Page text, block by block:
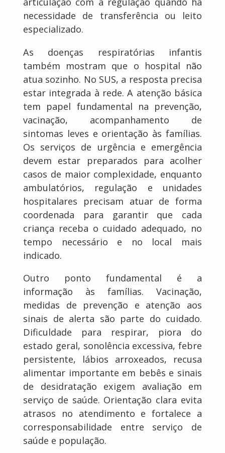
necessidade de transferência ou leito
especializado.
As doenças respiratórias infantis
também mostram que o hospital não
atua sozinho. No SUS, a resposta precisa
estar integrada à rede. A atenção básica
tem papel fundamental na prevenção,
vacinação, acompanhamento de
sintomas leves e orientação às famílias.
Os serviços de urgência e emergência
devem estar preparados para acolher
casos de maior complexidade, enquanto
ambulatórios, regulação e unidades
hospitalares precisam atuar de forma
coordenada para garantir que cada
criança receba o cuidado adequado, no
tempo necessário e no local mais
indicado.
Outro ponto fundamental é a
informação às famílias. Vacinação,
medidas de prevenção e atenção aos
sinais de alerta são parte do cuidado.
Dificuldade para respirar, piora do
estado geral, sonolência excessiva, febre
persistente, lábios arroxeados, recusa
alimentar importante em bebês e sinais
de desidratação exigem avaliação em
serviço de saúde. Orientação clara evita
atrasos no atendimento e fortalece a
corresponsabilidade entre serviço de
saúde e população.